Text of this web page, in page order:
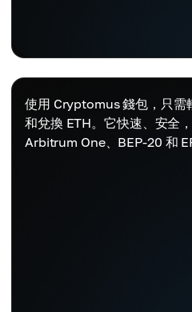
使用 Cryptomus 錢包，只需
和兌換 ETH。它快速、安全
Arbitrum One、BEP-20 和